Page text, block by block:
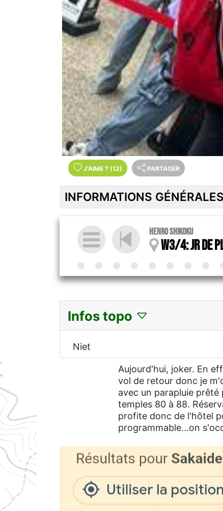
J'AIME ? (12) PARTAGER
INFORMATIONS GÉNÉRALES
Henro Shikoku
W3/4: jr de
Infos topo
Niet
Aujourd'hui, joker. En
vol de retour donc je
avec un parapluie
temples 80 à 88.
profite donc de l'hôtel
programmable...on